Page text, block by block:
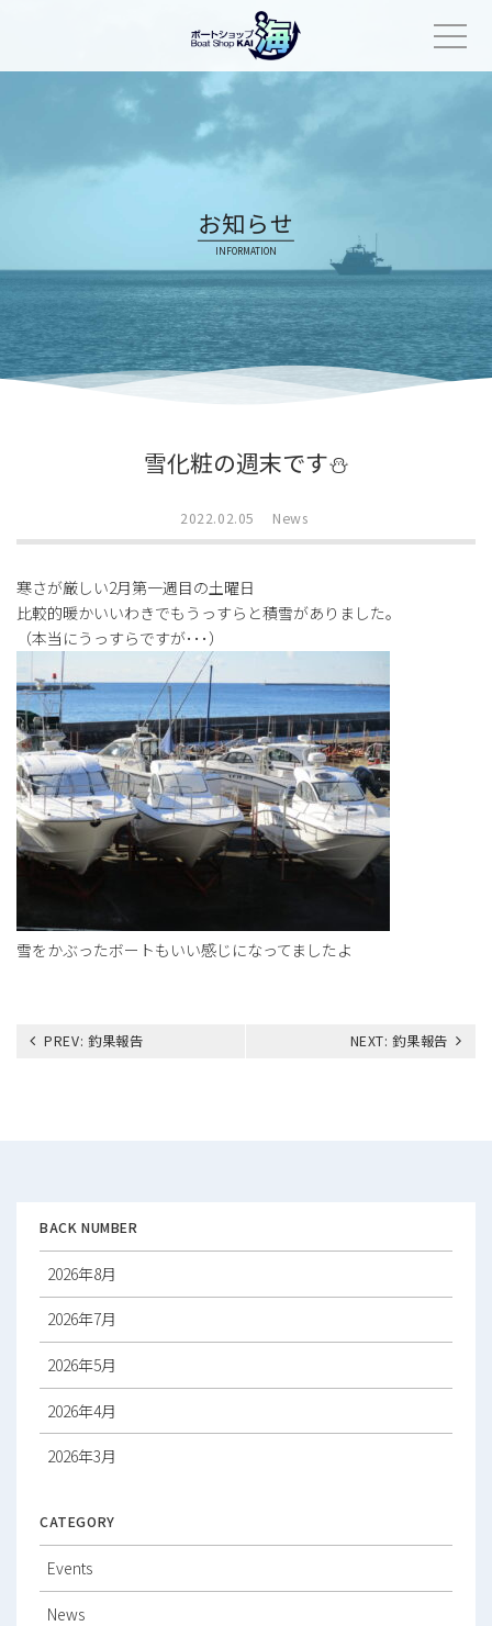
お知らせ
INFORMATION
雪化粧の週末です⛄
2022.02.05 News
寒さが厳しい2月第一週目の土曜日
比較的暖かいいわきでもうっすらと積雪がありました。
（本当にうっすらですが･･･）
雪をかぶったボートもいい感じになってましたよ
投
PREV: 釣果報告 NEXT: 釣果報告
BACK NUMBER
2026年8月
2026年7月
2026年5月
2026年4月
2026年3月
2026年1月
2025年12月
CATEGORY
Events
News